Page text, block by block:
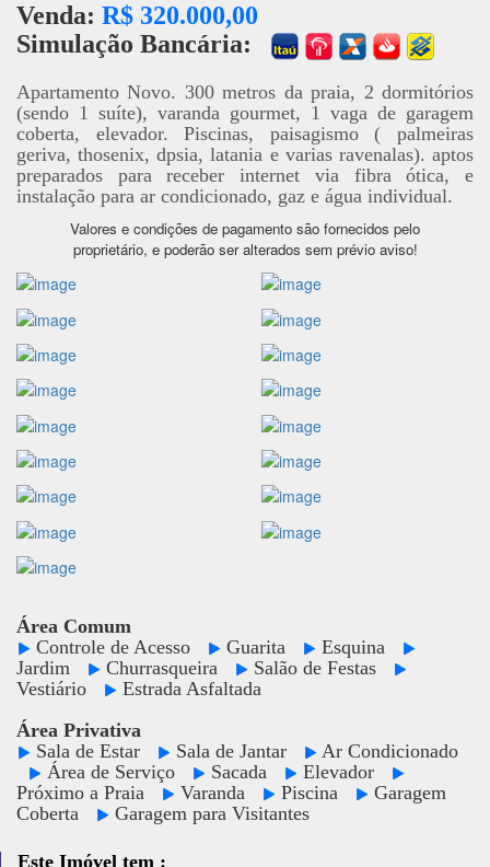
Venda: R$ 320.000,00
Simulação Bancária:
Apartamento Novo. 300 metros da praia, 2 dormitórios
(sendo 1 suíte), varanda gourmet, 1 vaga de garagem
coberta, elevador. Piscinas, paisagismo ( palmeiras
geriva, thosenix, dpsia, latania e varias ravenalas). aptos
preparados para receber internet via fibra ótica, e
instalação para ar condicionado, gaz e água individual.
Valores e condições de pagamento são fornecidos pelo
proprietário, e poderão ser alterados sem prévio aviso!
Área Comum
Controle de Acesso
Guarita
Esquina
Jardim
Churrasqueira
Salão de Festas
Vestiário
Estrada Asfaltada
Área Privativa
Sala de Estar
Sala de Jantar
Ar Condicionado
Área de Serviço
Sacada
Elevador
Próximo a Praia
Varanda Piscina
Garagem
Coberta
Garagem para Visitantes
Este Imóvel tem :